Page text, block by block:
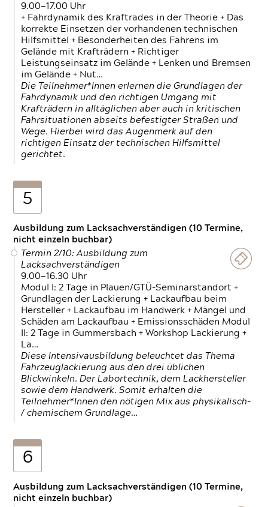
9.00—17.00 Uhr
+ Fahrdynamik des Kraftrades in der Theorie + Das
korrekte Einsetzen der vorhandenen technischen
Hilfsmittel + Besonderheiten des Fahrens im
Gelände mit Krafträdern + Richtiger
Leistungseinsatz im Gelände + Lenken und Bremsen
im Gelände + Nut…
Die Teilnehmer*Innen erlernen die Grundlagen der
Fahrdynamik und den richtigen Umgang mit
Krafträdern in alltäglichen aber auch in kritischen
Fahrsituationen abseits befestigter Straßen und
Wege. Hierbei wird das Augenmerk auf den
richtigen Einsatz der technischen Hilfsmittel
gerichtet.
5
Ausbildung zum Lacksachverständigen (10 Termine,
nicht einzeln buchbar)
Termin 2/10: Ausbildung zum
Lacksachverständigen
9.00—16.30 Uhr
Modul I: 2 Tage in Plauen/GTÜ-Seminarstandort +
Grundlagen der Lackierung + Lackaufbau beim
Hersteller + Lackaufbau im Handwerk + Mängel und
Schäden am Lackaufbau + Emissionsschäden Modul
II: 2 Tage in Gummersbach + Workshop Lackierung +
La…
Diese Intensivausbildung beleuchtet das Thema
Fahrzeuglackierung aus den drei üblichen
Blickwinkeln. Der Labortechnik, dem Lackhersteller
sowie dem Handwerk. Somit erhalten die
Teilnehmer*Innen den nötigen Mix aus physikalisch-
/ chemischem Grundlage…
6
Ausbildung zum Lacksachverständigen (10 Termine,
nicht einzeln buchbar)